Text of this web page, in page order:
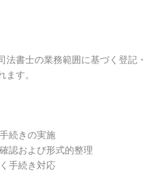
法書士の業務範囲に基づく登記・
す。
続きの実施
認および形式的整理
手続き対応